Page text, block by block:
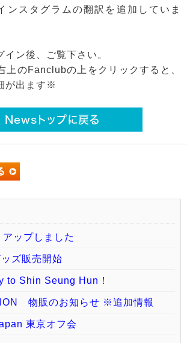
ンスタグラムの翻訳を追加していま
ン後、ご覧下さい。
上のFanclubの上をクリックすると、
が出ます※
Newsトップに戻る
アップしました
ズ販売開始
to Shin Seung Hun！
物販のお知らせ ※追加情報
東京オフ会